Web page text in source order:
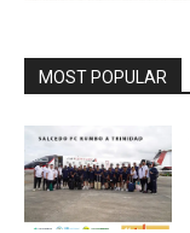
MOST POPULAR